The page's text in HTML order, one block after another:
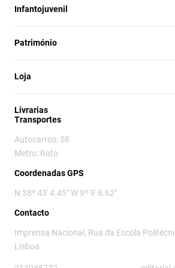
Infantojuvenil
Património
Loja
Livrarias
Transportes
Autocarros: 58
Metro: Rato
Coordenadas GPS
N 38º 43' 4.45" W 9º 9' 6.62"
Contacto
Imprensa Nacional, Rua da Escola
Lisboa